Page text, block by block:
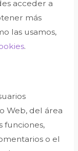
acceder a
más
las usamos,
.
Web, del área
funciones,
o el